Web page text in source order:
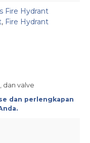
Fire Hydrant
, Fire Hydrant
dan valve
dan perlengkapan